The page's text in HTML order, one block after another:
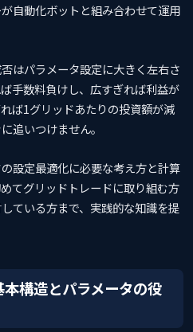
自動化ボットと組み合わせて運用
はパラメータ設定に大きく左右さ
手数料負けし、広すぎれば利益が
ば1グリッドあたりの投資額が減
追いつけません。
設定最適化に必要な考え方と計算
てグリッドトレードに取り組む方
ている方まで、実践的な知識を提
構造とパラメータの役